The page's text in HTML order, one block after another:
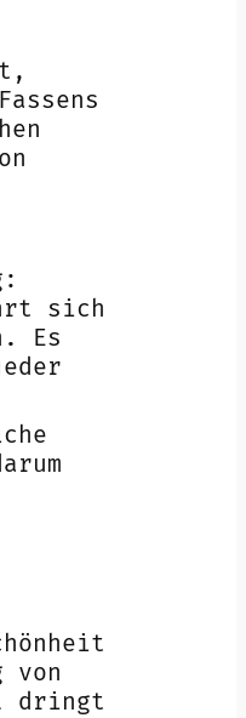
sich
Es
von
dringt